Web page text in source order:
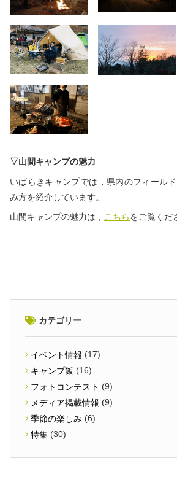
▽山間キャンプの魅力
いばらきキャンプでは，県内のフィール
み方を紹介しています。
山間キャンプの魅力は， こちらをご覧くだ
カテゴリー
イベント情報 (17)
キャンプ飯 (16)
フォトコンテスト (9)
メディア掲載情報 (9)
季節の楽しみ (6)
特集 (30)